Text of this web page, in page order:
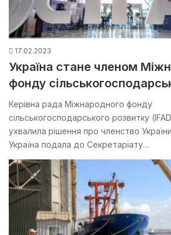
17.02.2023
Україна стане членом
фонду
Керівна рада Міжнародного фонду
сільськогосподарського розвитку
ухвалила рішення про членство
Україна подала до Секретаріату…